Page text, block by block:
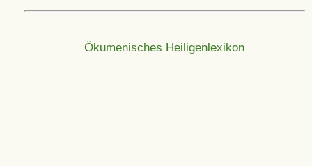
Ökumenisches Heiligenlexikon